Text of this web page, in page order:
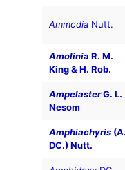
Ammodia Nutt.
Amolinia R. M.
King & H. Rob.
AmpelasterG. L.
Nesom
Amphiachyris (A.
DC.) Nutt.